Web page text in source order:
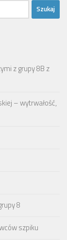
z grupy 8B z
– wytrwałość,
8
szpiku